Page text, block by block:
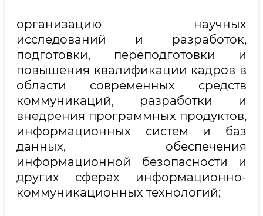
организацию научных
исследований и разработок,
подготовки, переподготовки и
повышения квалификации кадров в
области современных средств
коммуникаций, разработки и
внедрения программных продуктов,
информационных систем и баз
данных, обеспечения
информационной безопасности и
других сферах информационно-
коммуникационных технологий;